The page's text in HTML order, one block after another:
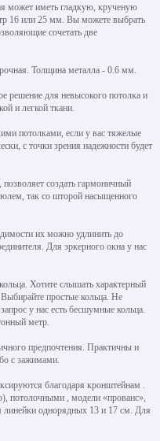
может иметь гладкую, крученую
16 или 25 мм. Вы можете выбрать
сочетать две
Толщина металла - 0.6 мм.
решение для невысокого потолка и
и легкой ткани.
потолками, если у вас тяжелые
с точки зрения надежности будет
создать гармоничный
так со шторой насыщенного
их можно удлинить до
Для эркерного окна у нас
Хотите слышать характерный
простые кольца. Не
у нас есть бесшумные кольца.
метр.
предпочтения. Практичны и
с зажимами.
благодаря кронштейнам .
потолочными , модели «прованс»,
однорядных 13 и 17 см. Для